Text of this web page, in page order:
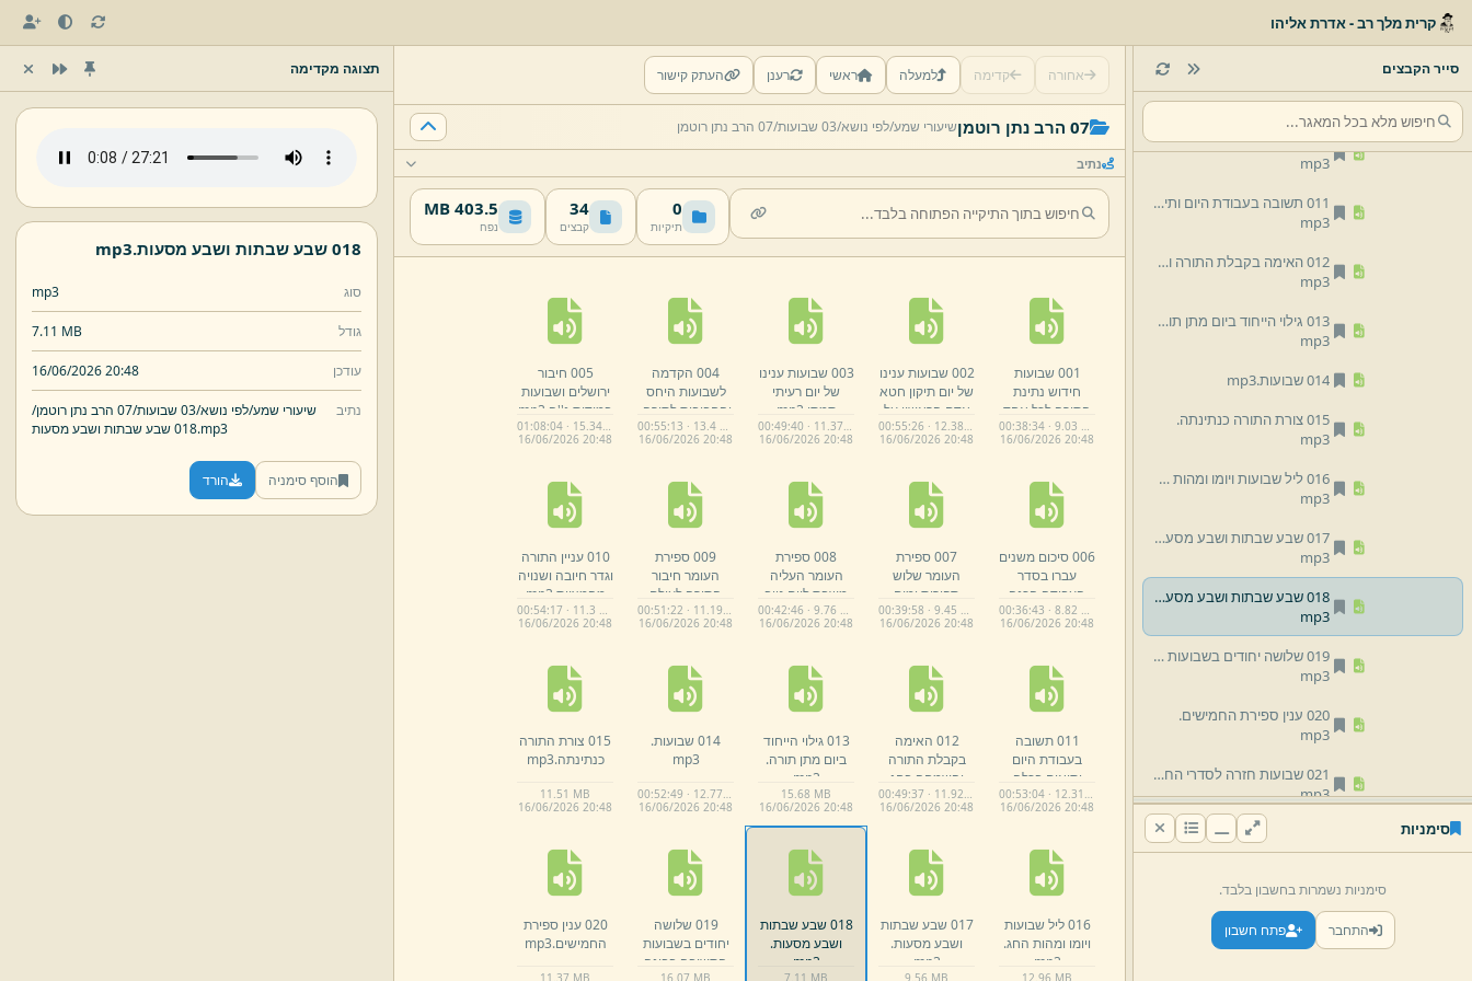
קרית מלך רב - אדרת אליהו
סייר הקבצים
mp3
mp3
010 עניין התורה וגדר חיובה ושנויה מהמצוות.
mp3
011 תשובה בעבודת היום ותיאום בכלה בהשוואה בשבועות יחוד כלפני החטא.
mp3
012 האימה בקבלת התורה והשמחה בחג מתן תורה.
mp3
013 גילוי הייחוד ביום מתן תורה.
mp3
014 שבועות.
mp3
015 צורת התורה כנתינתה.
mp3
016 ליל שבועות ויומו ומהות החג.
mp3
017 שבע שבתות ושבע מסעות.
mp3
018 שבע שבתות ושבע מסעות.
mp3
019 שלושה יחודים בשבועות התשובה בבינה החילוק מר''ה כ''ע בכתרי בנ''י עבודת קודם החטא.
mp3
020 ענין ספירת החמישים.
mp3
021 שבועות חזרה לסדרי החיים קודם החטא.
mp3
mp3
024 אופי יום מתן תורה.
025 בעניין שבועות ע''ה משלי.
סימניות
סימניות נשמרות בחשבון בלבד.
התחבר פתח חשבון
אחורה קדימה למעלה ראשי רענן העתק קישור
07 הרב נתן רוטמן שיעורי שמע/לפי נושא/03 שבועות/ 07 הרב נתן רוטמן
נתיב
0
תיקיות
34
קבצים
403.5 MB
נפח
001 שבועות
חידוש נתינת
התורה לכל אחד
ואחד. mp3
00:38:34 · 9.03 MB
16/06/2026 20:48
002 שבועות ענינו
של יום תיקון חטא
אדם הראשון על
ידי רוממות ישראל
משפלות העולם
00:55:26 · 12.38 MB
16/06/2026 20:48
003 שבועות ענינו
של יום רעיתי
תמתי. mp3
00:49:40 · 11.37 MB
16/06/2026 20:48
004 הקדמה
לשבועות היחס
והחביבות לתורה.
mp3
00:55:13 · 13.4 MB
16/06/2026 20:48
005 חיבור
ירושלים ושבועות
במידות נ''ה. mp3
01:08:04 · 15.34 MB
16/06/2026 20:48
006 סיכום משנים
עברו בסדר
העבודה הכנה
לשבועות ככלי
ועליה לתאומתי
00:36:43 · 8.82 MB
16/06/2026 20:48
007 ספירת
העומר שלוש
ספירות ימים
שבועות וימים של
שבועות.mp3
00:39:58 · 9.45 MB
16/06/2026 20:48
008 ספירת
העומר העליה
משבת ליום טוב
וביאור שלושת
הספירות עבודת
רבי עקיבא ורבי
שמעון למנות ימינו
כן הודע.mp3
00:42:46 · 9.76 MB
16/06/2026 20:48
009 ספירת
העומר חיבור
התורה לעולם
החומר כהכנה
לשבועות כי היא
חפצו על ידי
הביטחון.
00:51:22 · 11.19 MB
16/06/2026 20:48
010 עניין התורה
וגדר חיובה ושנויה
מהמצוות. mp3
00:54:17 · 11.3 MB
16/06/2026 20:48
011 תשובה
בעבודת היום
ותיאום בכלה
בהשוואה
בשבועות יחוד
mp3
00:53:04 · 12.31 MB
16/06/2026 20:48
012 האימה
בקבלת התורה
והשמחה בחג
מתן תורה.mp3
00:49:37 · 11.92 MB
16/06/2026 20:48
013 גילוי הייחוד
ביום מתן תורה.
mp3
15.68 MB
16/06/2026 20:48
014 שבועות.
mp3
00:52:49 · 12.77 MB
16/06/2026 20:48
015 צורת התורה
כנתינתה.mp3
11.51 MB
16/06/2026 20:48
016 ליל שבועות
ויומו ומהות החג.
mp3
12. 96 MB
017 שבע שבתות
ושבע מסעות.
mp3
9. 56 MB
018 שבע שבתות
ושבע מסעות.
mp3
7. 11 MB
019 שלושה
יחודים בשבועות
התשובה בבינה
16. 07 MB
020 ענין ספירת
החמישים.mp3
11. 37 MB
תצוגה מקדימה
018 שבע שבתות ושבע מסעות. mp3
סוג mp3
גודל 7.11 MB
עודכן 16/06/2026 20:48
נתיב שיעורי שמע/לפי נושא/03 שבועות/
07 הרב נתן רוטמן/
018 שבע שבתות ושבע מסעות.mp3
הוסף סימניה הורד